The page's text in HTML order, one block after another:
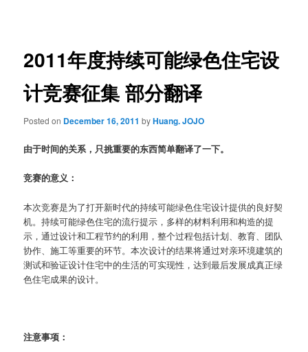
2011年度持续可能绿色住宅设
计竞赛征集 部分翻译
Posted on December 16, 2011 byHuang. JOJO
由于时间的关系，只挑重要的东西简单翻译了一下。
竞赛的意义：
本次竞赛是为了打开新时代的持续可能绿色住宅设计提供的良好契
机。持续可能绿色住宅的流行提示，多样的材料利用和构造的提
示，通过设计和工程节约的利用，整个过程包括计划、教育、团队
协作、施工等重要的环节。本次设计的结果将通过对亲环境建筑的
测试和验证设计住宅中的生活的可实现性，达到最后发展成真正绿
色住宅成果的设计。
注意事项：